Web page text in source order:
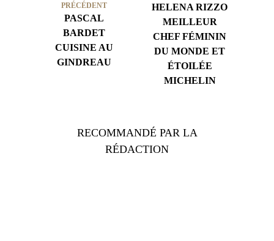
PRÉCÉDENT
PASCAL
BARDET
CUISINE AU
GINDREAU
HELENA RIZZO
MEILLEUR
CHEF FÉMININ
DU MONDE ET
ÉTOILÉE
MICHELIN
RECOMMANDÉ PAR LA
RÉDACTION